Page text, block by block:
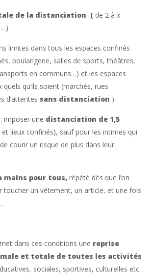
de la distanciation ( de 2 à x
limites dans tous les espaces confinés
boulangerie, salles de sports, théâtres,
en communs…) et les espaces
qu’ils soient (marchés, rues
d’attentes sans distanciation ).
: imposer une distanciation de 1,5
lieux confinés), sauf pour les intimes qui
courir un risque de plus dans leur
mains pour tous, répété dès que l’on
toucher un vêtement, un article, et une fois
dans ces conditions une reprise
et totale de toutes les activités
sociales, sportives, culturelles etc…